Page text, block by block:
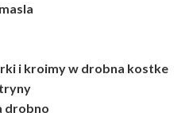
i kroimy w drobna kostke
drobno